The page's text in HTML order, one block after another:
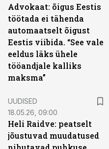
Advokaat: õigus Eestis
töötada ei tähenda
automaatselt õigust
Eestis viibida. “See vale
eeldus läks ühele
tööandjale kalliks
maksma”
UUDISED
18.05.26, 09:00
Heli Raidve: peatselt
jõustuvad muudatused